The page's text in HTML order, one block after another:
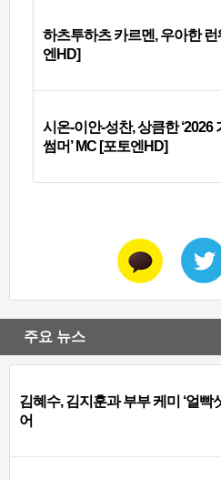
하츠투하츠 카르멘, 우아한
엔HD]
시온-이안-성찬, 상큼한 ‘2026
썸머’ MC [포토엔HD]
주요 뉴스
김혜수, 김지훈과 부부 케미 ‘얼빡
어